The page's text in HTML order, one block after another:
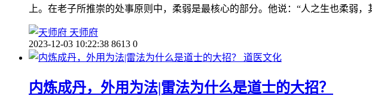
上。在老子所推崇的处事原则中，柔弱是最核心的部分。他说：“人之生也柔弱，
天师府
2023-12-03 10:22:38 8613 0
道医文化
内炼成丹，外用为法|雷法为什么是道士的大招？